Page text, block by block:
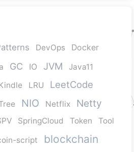
DevOps
Docker
GC IO JVM
Java11
LRU LeetCode
NIO Netflix Netty
SpringCloud Token
Tool
script blockchain